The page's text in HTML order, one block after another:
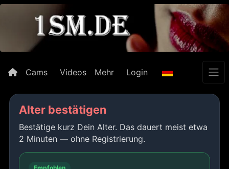
Cams Videos Mehr Login
Alter bestätigen
Bestätige kurz Dein Alter. Das dauert meist etwa
2 Minuten — ohne Registrierung.